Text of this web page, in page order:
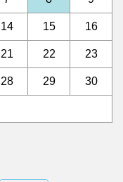
14 15 16
21 22 23
28 29 30